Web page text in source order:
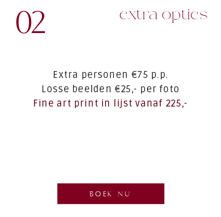
Extra personen €75 p.p.
Losse beelden €25,- per foto
Fine art print in lijst vanaf 225,-
extra opties
02
BOEK NU